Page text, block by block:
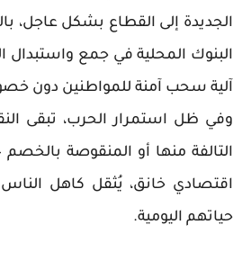
الجديدة إلى القطاع بشكل عاجل،
البنوك المحلية في جمع واستبدال
آلية سحب آمنة للمواطنين دون
وفي ظل استمرار الحرب، تبقى
التالفة منها أو المنقوصة
اقتصادي خانق، يُثقل كاهل
حياتهم اليومية.